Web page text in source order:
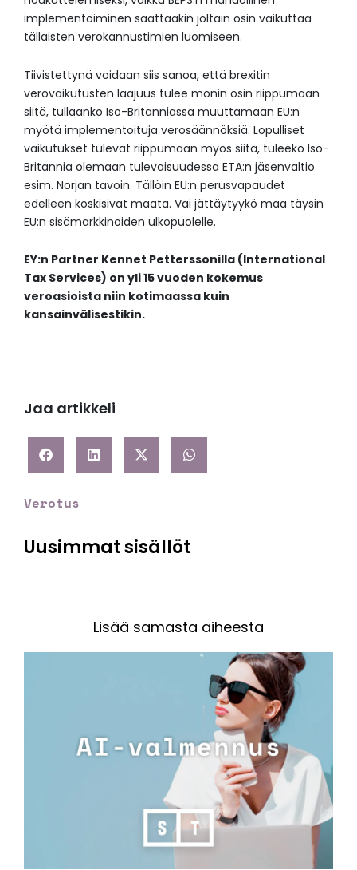
implementoiminen saattaakin joltain osin vaikuttaa
tällaisten verokannustimien luomiseen.
Tiivistettynä voidaan siis sanoa, että brexitin
verovaikutusten laajuus tulee monin osin riippumaan
siitä, tullaanko Iso-Britanniassa muuttamaan EU:n
myötä implementoituja verosäännöksiä. Lopulliset
vaikutukset tulevat riippumaan myös siitä, tuleeko Iso-
Britannia olemaan tulevaisuudessa ETA:n jäsenvaltio
esim. Norjan tavoin. Tällöin EU:n perusvapaudet
edelleen koskisivat maata. Vai jättäytyykö maa täysin
EU:n sisämarkkinoiden ulkopuolelle.
EY:n Partner Kennet Petterssonilla (International
Tax Services) on yli 15 vuoden kokemus
veroasioista niin kotimaassa kuin
kansainvälisestikin.
Jaa artikkeli
Verotus
Uusimmat sisällöt
Lisää samasta aiheesta